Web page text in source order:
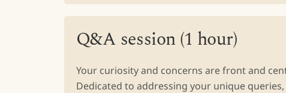
Q&A session (1 hour)
Your curiosity and concerns are front and
Dedicated to addressing your unique